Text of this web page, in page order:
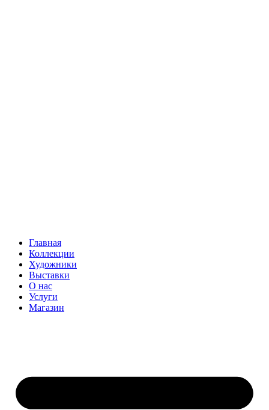
Главная
Коллекции
Художники
Выставки
О нас
Услуги
Магазин